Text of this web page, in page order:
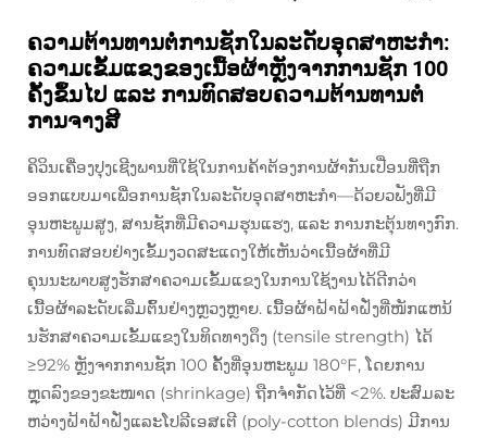
ຄວາມຕ້ານທານຕໍ່ການຊັກໃນລະດັບອຸດສາຫະກຳ:
ຄວາມເຂັ້ມແຂງຂອງເນື້ອຜ້າຫຼັງຈາກການຊັກ 100
ຄັ້ງຂຶ້ນໄປ ແລະ ການທົດສອບຄວາມຕ້ານທານຕໍ່
ການຈາງສີ
ຄິວິນເຄື່ອງປຸງເຊີງພານທີ່ໃຊ້ໃນການຄ້າຕ້ອງການຜ້າກັນເປື່ອນທີ່ຖືກ
ອອກແບບມາເພື່ອການຊັກໃນລະດັບອຸດສາຫະກຳ—ດ້ວຍວຟັງທີ່ມີ
ອຸນຫະພູມສູງ, ສານຊັກທີ່ມີຄວາມຮຸນແຮງ, ແລະ ການກະຕຸ້ນທາງກົກ.
ການທົດສອບຢ່າງເຂັ້ມງວດສະແດງໃຫ້ເຫັນວ່າເນື້ອຜ້າທີ່ມີ
ຄຸນນະພາບສູງຮັກສາຄວາມເຂັ້ມແຂງໃນການໃຊ້ງານໄດ້ດີກວ່າ
ເນື້ອຜ້າລະດັບເລີ່ມຕົ້ນຢ່າງຫຼວງຫຼາຍ. ເນື້ອຜ້າຝ້າຝ້າຝັ່ງທີ່ໜັກແຫນ້
ນຮັກສາຄວາມເຂັ້ມແຂງໃນທິດທາງດຶງ (tensile strength) ໄດ້
≥92% ຫຼັງຈາກການຊັກ 100 ຄັ້ງທີ່ອຸນຫະພູມ 180°F, ໂດຍການ
ຫຼຸດລົງຂອງຂະໜາດ (shrinkage) ຖືກຈຳກັດໄວ້ທີ່ <2%. ປະສົມລະ
ຫວ່າງຝ້າຝ້າຝັ່ງແລະໂປລີເອສເຕີ (poly-cotton blends) ມີການ